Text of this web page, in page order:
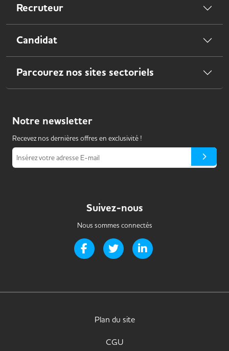
Recruteur
Candidat
Parcourez nos sites sectoriels
Notre newsletter
Recevez nos dernières offres en exclusivité !
Insérez votre adresse E-mail
Suivez-nous
Nous sommes connectés
Page Facebook de Handi-it
Page Twitter de Handi-it
Plan du site
CGU